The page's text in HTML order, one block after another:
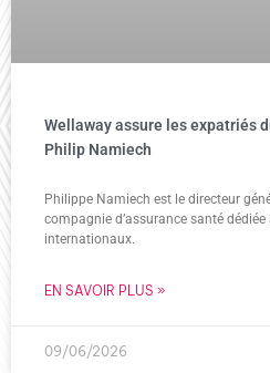
Wellaway assure les expatriés
Philip Namiech
Philippe Namiech est le directeur
compagnie d’assurance santé
internationaux.
EN SAVOIR PLUS »
09/06/2026